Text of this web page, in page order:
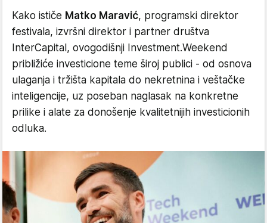
Kako ističe Matko Maravić, programski direktor
festivala, izvršni direktor i partner društva
InterCapital, ovogodišnji Investment.Weekend
približiće investicione teme široj publici - od osnova
ulaganja i tržišta kapitala do nekretnina i veštačke
inteligencije, uz poseban naglasak na konkretne
prilike i alate za donošenje kvalitetnijih investicionih
odluka.